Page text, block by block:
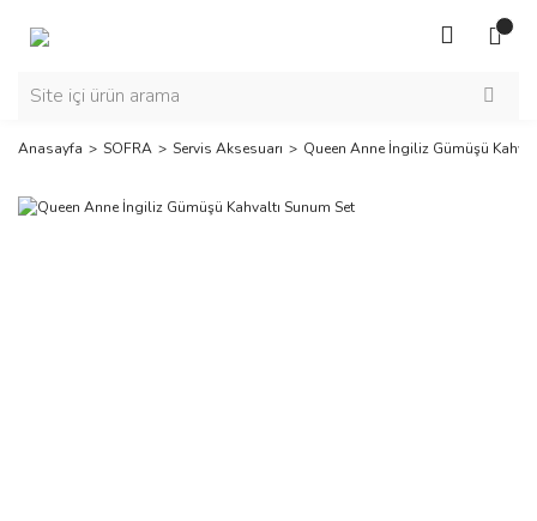
Anasayfa SOFRA Servis Aksesuarı Queen Anne İngiliz Gümüşü